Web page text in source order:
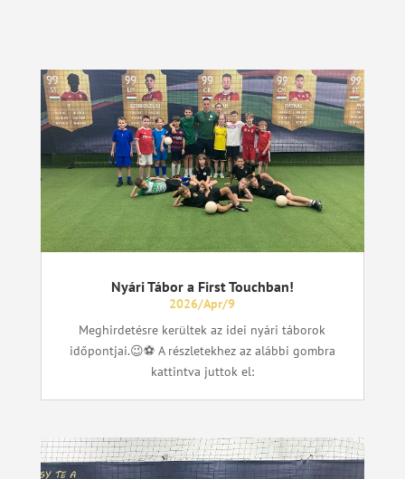
Nyári Tábor a First Touchban!
2026/Apr/9
Meghirdetésre kerültek az idei nyári táborok
időpontjai.😉⚽ A részletekhez az alábbi gombra
kattintva juttok el: